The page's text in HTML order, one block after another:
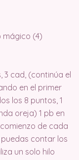
mágico (4)
3 cad, (continúa el
en el primer
los 8 puntos, 1
oreja) 1 pb en
de cada
contar los
un solo hilo